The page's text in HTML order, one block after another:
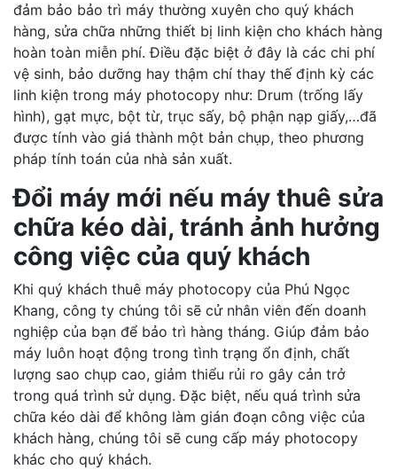
đảm bảo bảo trì máy thường xuyên cho quý khách
hàng, sửa chữa những thiết bị linh kiện cho khách hàng
hoàn toàn miễn phí. Điều đặc biệt ở đây là các chi phí
vệ sinh, bảo dưỡng hay thậm chí thay thế định kỳ các
linh kiện trong máy photocopy như: Drum (trống lấy
hình), gạt mực, bột từ, trục sấy, bộ phận nạp giấy,…đã
được tính vào giá thành một bản chụp, theo phương
pháp tính toán của nhà sản xuất.
Đổi máy mới nếu máy thuê sửa
chữa kéo dài, tránh ảnh hưởng
công việc của quý khách
Khi quý khách thuê máy photocopy của Phú Ngọc
Khang, công ty chúng tôi sẽ cử nhân viên đến doanh
nghiệp của bạn để bảo trì hàng tháng. Giúp đảm bảo
máy luôn hoạt động trong tình trạng ổn định, chất
lượng sao chụp cao, giảm thiểu rủi ro gây cản trở
trong quá trình sử dụng. Đặc biệt, nếu quá trình sửa
chữa kéo dài để không làm gián đoạn công việc của
khách hàng, chúng tôi sẽ cung cấp máy photocopy
khác cho quý khách.